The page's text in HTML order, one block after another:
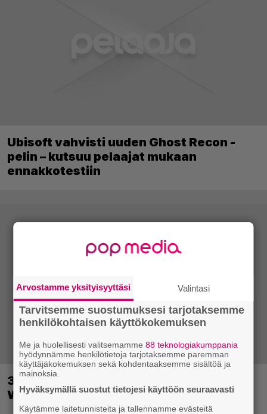
Ubisoft vahvisti uuden Ghost Recon -
pelin – kutsuu pelaajat mukaan
ennakkotestiin
30-vuotias Quake sai uuden episodin
Wolfenstein-kehittäjiltä
Arvostamme yksityisyyttäsi Valintasi
Tarvitsemme suostumuksesi tarjotaksemme
henkilökohtaisen käyttökokemuksen
Me ja huolellisesti valitsemamme88 teknologiakumppania
hyödynnämme henkilötietoja tarjotaksemme paremman
käyttäjäkokemuksen sekä kohdentaaksemme sisältöä ja
mainoksia.
Hyväksymällä suostut tietojesi käyttöön seuraavasti
Käytämme laitetunnisteita ja tallennamme evästeitä